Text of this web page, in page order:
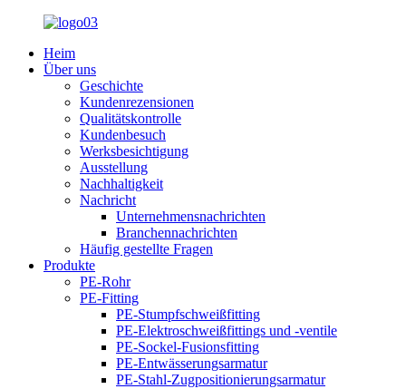
Heim
Über uns
Geschichte
Kundenrezensionen
Qualitätskontrolle
Kundenbesuch
Werksbesichtigung
Ausstellung
Nachhaltigkeit
Nachricht
Unternehmensnachrichten
Branchennachrichten
Häufig gestellte Fragen
Produkte
PE-Rohr
PE-Fitting
PE-Stumpfschweißfitting
PE-Elektroschweißfittings und -ventile
PE-Sockel-Fusionsfitting
PE-Entwässerungsarmatur
PE-Stahl-Zugpositionierungsarmatur